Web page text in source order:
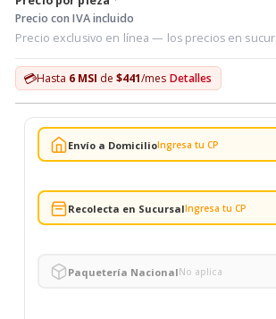
Precio con IVA incluido
Precio exclusivo en línea — los precios en
💳Hasta 6 MSI de $441/mes Detalles
Envío a DomicilioIngresa tu CP
Recolecta en SucursalIngresa tu CP
Paquetería NacionalNo aplica